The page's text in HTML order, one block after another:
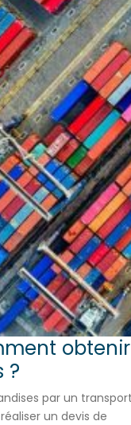
obtenir
?
par un
un devis de